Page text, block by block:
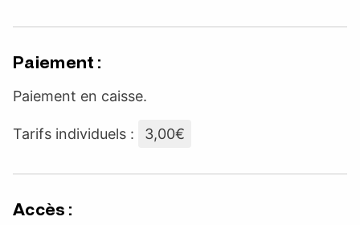
Paiement :
Paiement en caisse.
Tarifs individuels : 3,00€
Accès :